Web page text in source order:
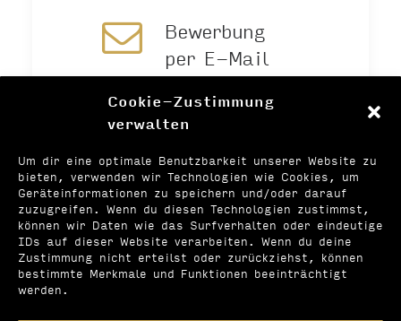
Cookie-Zustimmung
verwalten
Um dir eine optimale Benutzbarkeit unserer Website zu
bieten, verwenden wir Technologien wie Cookies, um
Geräteinformationen zu speichern und/oder darauf
zuzugreifen. Wenn du diesen Technologien zustimmst,
können wir Daten wie das Surfverhalten oder eindeutige
IDs auf dieser Website verarbeiten. Wenn du deine
Zustimmung nicht erteilst oder zurückziehst, können
bestimmte Merkmale und Funktionen beeinträchtigt
werden.
Bewerbung
per E-Mail
Online
bewerben